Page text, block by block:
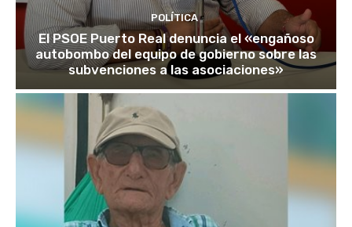
POLÍTICA
El PSOE Puerto Real denuncia el «engañoso
autobombo del equipo de gobierno sobre las
subvenciones a las asociaciones»